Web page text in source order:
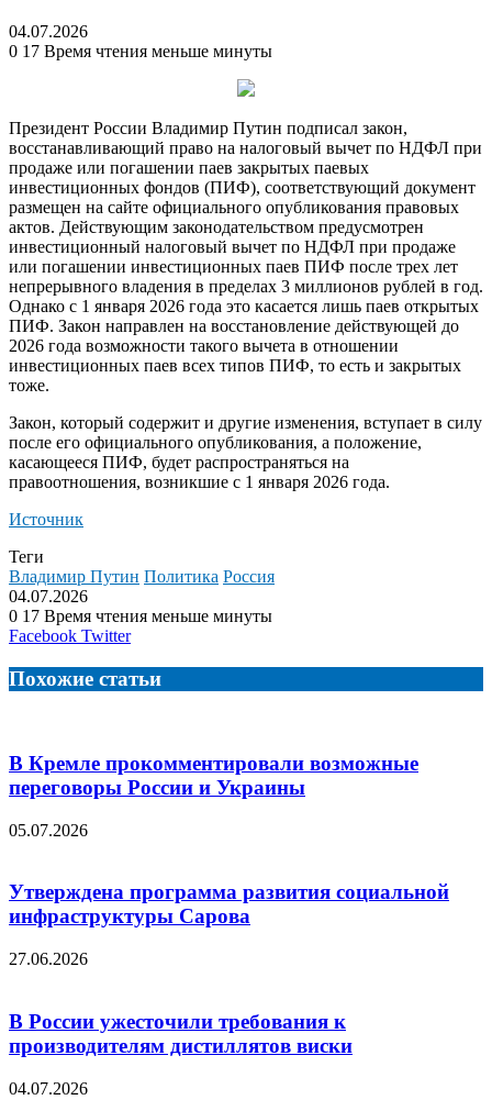
04.07.2026
0 17 Время чтения меньше минуты
Президент России Владимир Путин подписал закон,
восстанавливающий право на налоговый вычет по НДФЛ при
продаже или погашении паев закрытых паевых
инвестиционных фондов (ПИФ), соответствующий документ
размещен на сайте официального опубликования правовых
актов. Действующим законодательством предусмотрен
инвестиционный налоговый вычет по НДФЛ при продаже
или погашении инвестиционных паев ПИФ после трех лет
непрерывного владения в пределах 3 миллионов рублей в год.
Однако с 1 января 2026 года это касается лишь паев открытых
ПИФ. Закон направлен на восстановление действующей до
2026 года возможности такого вычета в отношении
инвестиционных паев всех типов ПИФ, то есть и закрытых
тоже.
Закон, который содержит и другие изменения, вступает в силу
после его официального опубликования, а положение,
касающееся ПИФ, будет распространяться на
правоотношения, возникшие с 1 января 2026 года.
Источник
Теги
Владимир Путин Политика Россия
04.07.2026
0 17 Время чтения меньше минуты
Facebook TwitterLinkedIn
Tumblr
Reddit
Вконтакте
Одноклассники
Skype
Messenger
Messenger
WhatsApp
Telegram
Viber
Line
Поделиться
электронную
почту
Похожие статьи
В Кремле прокомментировали возможные
переговоры России и Украины
05.07.2026
Утверждена программа развития социальной
инфраструктуры Сарова
27.06.2026
В России ужесточили требования к
производителям дистиллятов виски
04.07.2026